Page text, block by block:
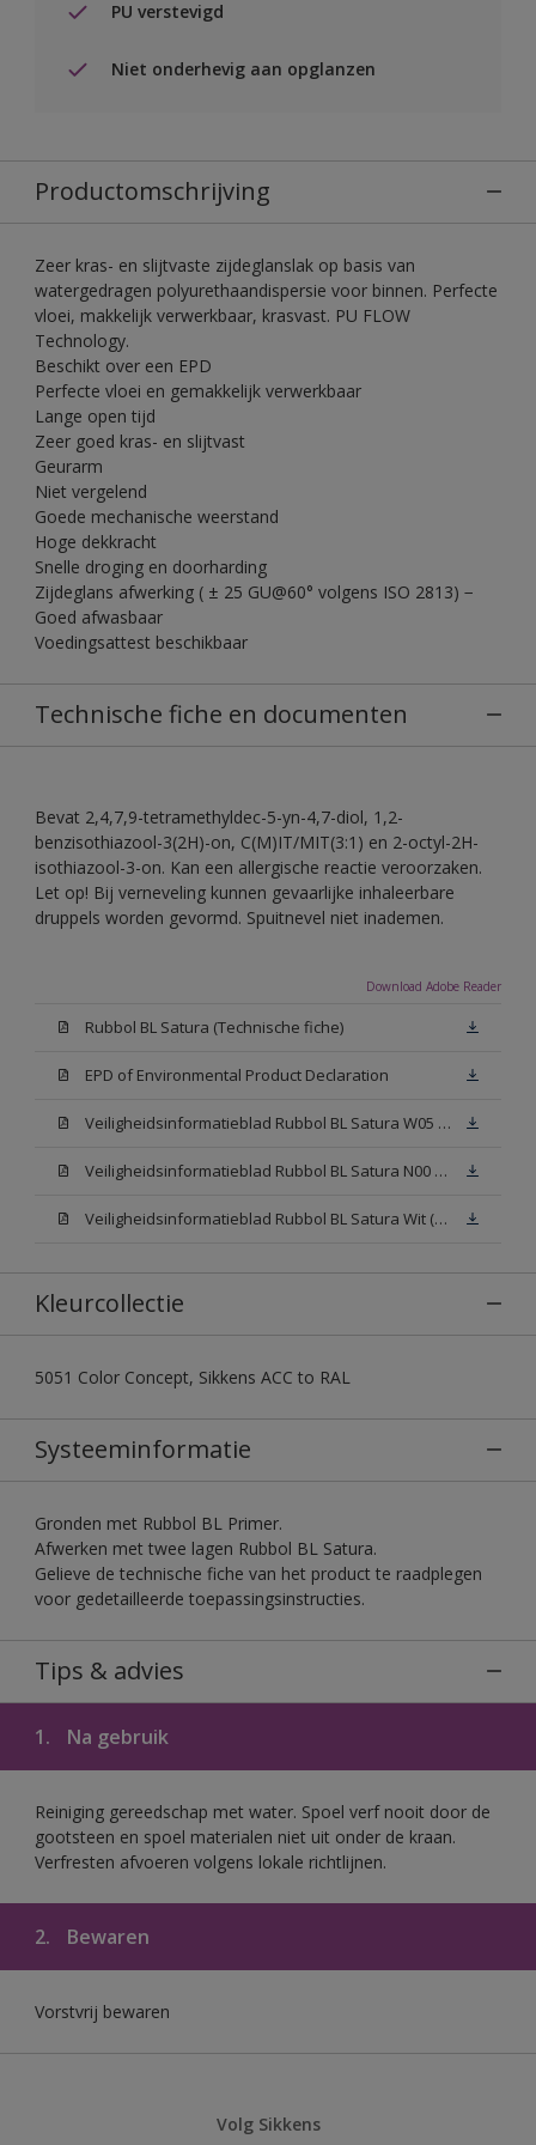
PU verstevigd
Niet onderhevig aan opglanzen
Productomschrijving
Zeer kras- en slijtvaste zijdeglanslak op basis van
watergedragen polyurethaandispersie voor binnen. Perfecte
vloei, makkelijk verwerkbaar, krasvast. PU FLOW
Technology.
Beschikt over een EPD
Perfecte vloei en gemakkelijk verwerkbaar
Lange open tijd
Zeer goed kras- en slijtvast
Geurarm
Niet vergelend
Goede mechanische weerstand
Hoge dekkracht
Snelle droging en doorharding
Zijdeglans afwerking ( ± 25 GU@60° volgens ISO 2813) −
Goed afwasbaar
Voedingsattest beschikbaar
Technische fiche en documenten
Bevat 2,4,7,9-tetramethyldec-5-yn-4,7-diol, 1,2-
benzisothiazool-3(2H)-on, C(M)IT/MIT(3:1) en 2-octyl-2H-
isothiazool-3-on. Kan een allergische reactie veroorzaken.
Let op! Bij verneveling kunnen gevaarlijke inhaleerbare
druppels worden gevormd. Spuitnevel niet inademen.
Download Adobe Reader
Rubbol BL Satura (Technische fiche)
EPD of Environmental Product Declaration
Veiligheidsinformatieblad Rubbol BL Satura W05 (SDS)
Veiligheidsinformatieblad Rubbol BL Satura N00 (SDS)
Veiligheidsinformatieblad Rubbol BL Satura Wit (SDS)
Kleurcollectie
5051 Color Concept, Sikkens ACC to RAL
Systeeminformatie
Gronden met Rubbol BL Primer.
Afwerken met twee lagen Rubbol BL Satura.
Gelieve de technische fiche van het product te raadplegen
voor gedetailleerde toepassingsinstructies.
Tips & advies
1. Na gebruik
Reiniging gereedschap met water. Spoel verf nooit door de
gootsteen en spoel materialen niet uit onder de kraan.
Verfresten afvoeren volgens lokale richtlijnen.
2. Bewaren
Vorstvrij bewaren
Volg Sikkens